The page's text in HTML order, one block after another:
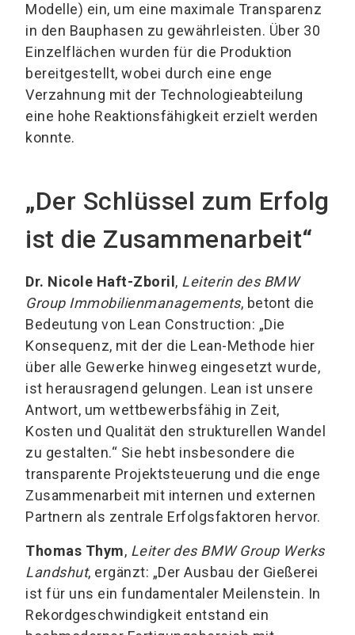
Modelle) ein, um eine maximale Transparenz
in den Bauphasen zu gewährleisten. Über 30
Einzelflächen wurden für die Produktion
bereitgestellt, wobei durch eine enge
Verzahnung mit der Technologieabteilung
eine hohe Reaktionsfähigkeit erzielt werden
konnte.
„Der Schlüssel zum Erfolg
ist die Zusammenarbeit“
Dr. Nicole Haft-Zboril , Leiterin des BMW
Group Immobilienmanagements, betont die
Bedeutung von Lean Construction: „Die
Konsequenz, mit der die Lean-Methode hier
über alle Gewerke hinweg eingesetzt wurde,
ist herausragend gelungen. Lean ist unsere
Antwort, um wettbewerbsfähig in Zeit,
Kosten und Qualität den strukturellen Wandel
zu gestalten.“ Sie hebt insbesondere die
transparente Projektsteuerung und die enge
Zusammenarbeit mit internen und externen
Partnern als zentrale Erfolgsfaktoren hervor.
Thomas Thym, Leiter des BMW Group Werks
Landshut, ergänzt: „Der Ausbau der Gießerei
ist für uns ein fundamentaler Meilenstein. In
Rekordgeschwindigkeit entstand ein